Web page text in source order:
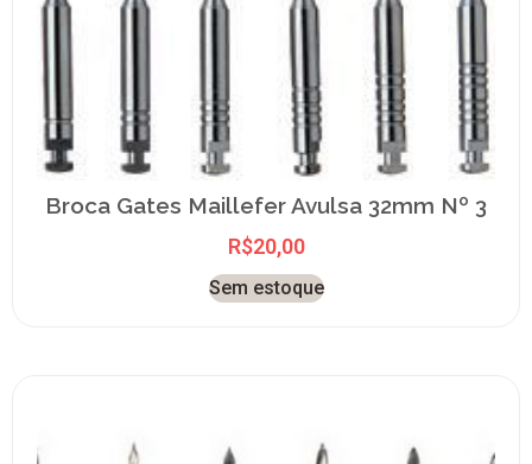
Broca Gates Maillefer Avulsa 32mm Nº 3
R$20,00
Sem estoque